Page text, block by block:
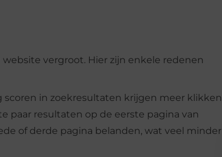
vergroot. Hier zijn enkele redenen
in zoekresultaten krijgen meer klikken
paar resultaten op de eerste pagina van
of derde pagina belanden, wat veel minder